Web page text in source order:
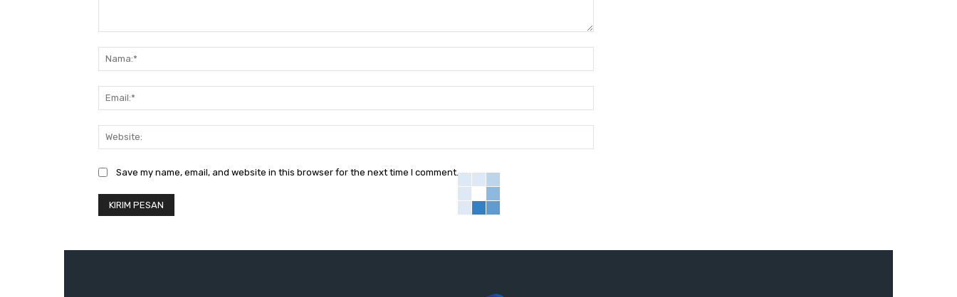
Save my name, email, and website in this browser for the next time I comment.